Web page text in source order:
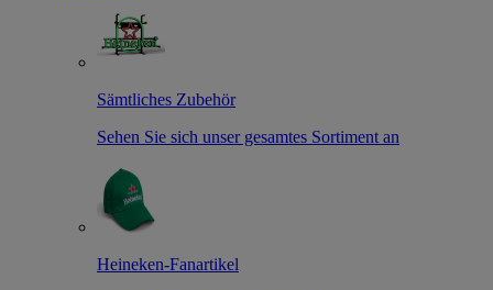
Sämtliches Zubehör
Sehen Sie sich unser gesamtes Sortiment an
Heineken-Fanartikel